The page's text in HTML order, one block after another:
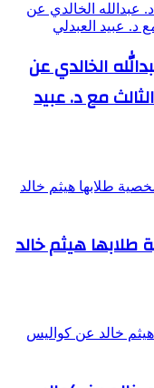
الخالدي عن
مع د. عبيد
هيثم خالد